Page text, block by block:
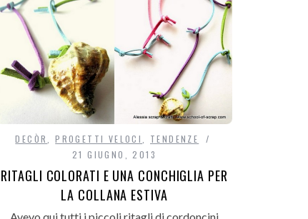
DECÒR ,PROGETTI VELOCI
TENDENZE
21 GIUGNO, 2013
RITAGLI COLORATI E UNA CONCHIGLIA PER
LA COLLANA ESTIVA